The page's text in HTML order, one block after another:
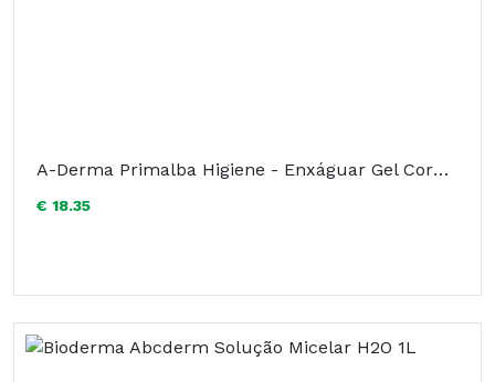
A-Derma Primalba Higiene - Enxáguar Gel Corpo/Cabelo 500ml
€ 18.35